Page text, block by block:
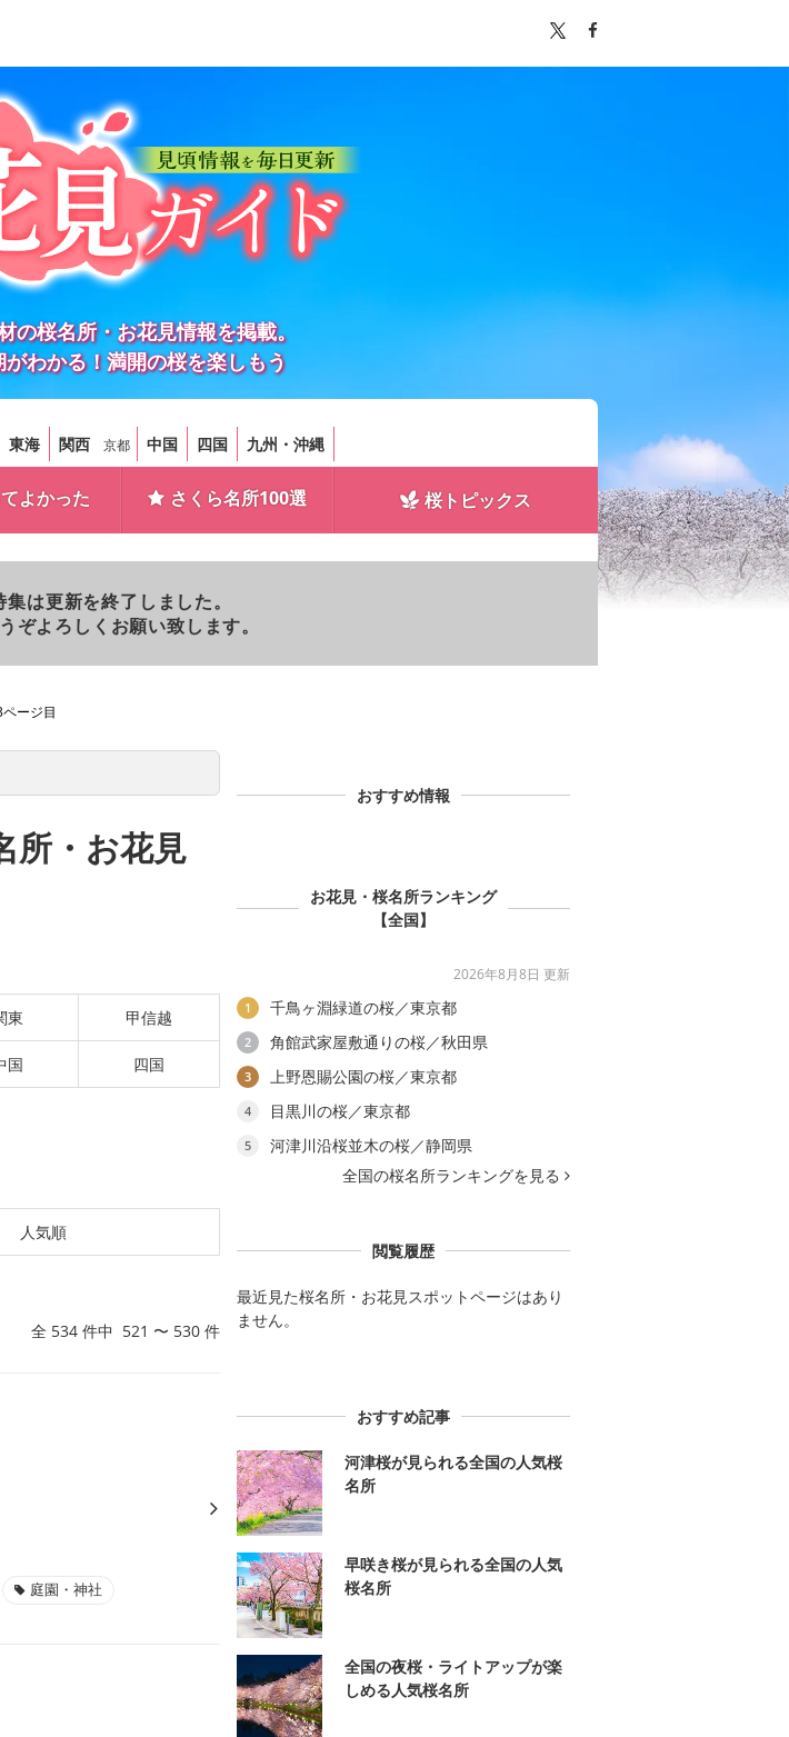
桜名所・お花見情報を掲載。
わかる！満開の桜を楽しもう
東海 関西 京都 中国 四国 九州・沖縄
よかった さくら名所100選 桜トピックス
は更新を終了しました。
ぞよろしくお願い致します。
ージ目
所・お花見
東 甲信越
国 四国
人気順
全 534 件中 521 〜 530 件
庭園・神社
おすすめ情報
お花見・桜名所ランキング
【全国】
2026年8月8日 更新
1 千鳥ヶ淵緑道の桜／東京都
2 角館武家屋敷通りの桜／秋田県
3 上野恩賜公園の桜／東京都
4 目黒川の桜／東京都
5
河津川沿桜並木の桜／静岡県
全国の桜名所ランキングを見る
閲覧履歴
最近見た桜名所・お花見スポットページはあり
ません。
おすすめ記事
河津桜が見られる全国の人気桜
名所
早咲き桜が見られる全国の人気
桜名所
全国の夜桜・ライトアップが楽
しめる人気桜名所